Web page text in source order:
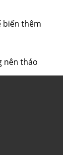
biến thêm
nên tháo